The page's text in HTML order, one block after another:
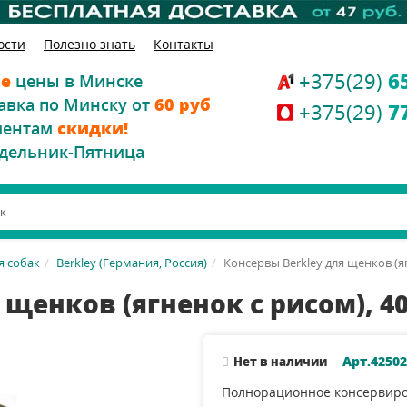
Полезно знать Контакты
цены в Минске
по Минску от 60 руб
скидки!
Пятница
+375(29)
+375(29)
собак Berkley (Германия, Россия) Консервы Berkley для щенков
(ягненок с рисом),
Нет в наличии
Полнорационное